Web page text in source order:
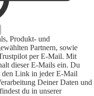
Produkt- und
Partnern, sowie
per E-Mail. Mit
dieser E-Mails ein. Du
den Link in jeder E-Mail
Deiner Daten und
du in unserer